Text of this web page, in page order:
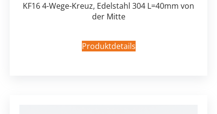
KF16 4-Wege-Kreuz, Edelstahl 304 L=40mm von
der Mitte
Produktdetails